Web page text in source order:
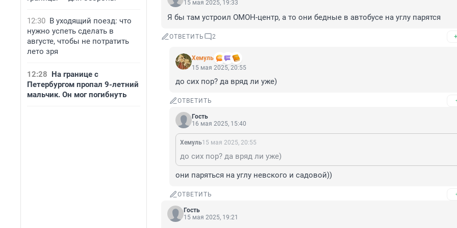
12:30 В уходящий поезд: что
нужно успеть сделать в
августе, чтобы не потратить
лето зря
12:28 На границе с
Петербургом пропал 9-летний
мальчик. Он мог погибнуть
15 мая 2025, 19:33
Я бы там устроил ОМОН-центр, а то они бедные в автобусе на углу парятся
ОТВЕТИТЬ 2
Xемуль
15 мая 2025, 20:55
до сих пор? да вряд ли уже)
ОТВЕТИТЬ
Гость
16 мая 2025, 15:40
Xемуль15 мая 2025, 20:55
до сих пор? да вряд ли уже)
они паряться на углу невского и садовой))
ОТВЕТИТЬ
Гость
15 мая 2025, 19:21